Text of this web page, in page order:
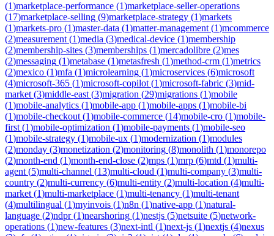
(1)marketplace-performance (1)marketplace-seller-operations
(17)marketplace-selling (9)marketplace-strategy (1)markets
(1)markets-pro (1)master-data (1)matter-management (1)mcommerce
(2)measurement (1)media (3)medical-device (1)membership
(2)membership-sites (3)memberships (1)mercadolibre (2)mes
(2)messaging (1)metabase (1)metasfresh (1)method-crm (1)metrics
(2)mexico (1)mfa (1)microlearning (1)microservices (6)microsoft
(4)microsoft-365 (1)microsoft-copilot (1)microsoft-fabric (3)mid-
market (3)middle-east (3)migration (29)migrations (1)mobile
(1)mobile-analytics (1)mobile-app (1)mobile-apps (1)mobile-bi
(1)mobile-checkout (1)mobile-commerce (14)mobile-cro (1)mobile-
first (1)mobile-optimization (1)mobile-payments (1)mobile-seo
(1)mobile-strategy (1)mobile-ux (1)modernization (1)modules
(2)monday (3)monetization (2)monitoring (8)monolith (1)monorepo
(2)month-end (1)month-end-close (2)mps (1)mrp (6)mtd (1)multi-
agent (5)multi-channel (13)multi-cloud (1)multi-company (3)multi-
country (2)multi-currency (6)multi-entity (2)multi-location (4)multi-
market (1)multi-marketplace (1)multi-tenancy (1)multi-tenant
(4)multilingual (1)myinvois (1)n8n (1)native-app (1)natural-
language (2)ndpr(1)nearshoring (1)nestjs (5)netsuite (5)network-
operations (1)new-features (3)next-intl (1)next-js (1)nextjs (4)nexus